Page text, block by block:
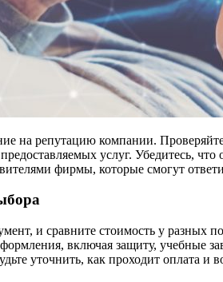
на репутацию компании.
услуг. Убедитесь,
фирмы, которые смогут
и сравните стоимость у разных
включая защиту, учебные
уточнить, как проходит оплата и